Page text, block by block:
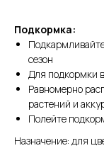
Подкормка:
сезон
Для подкормки
Равномерно
растений и
Полейте
Назначение: для